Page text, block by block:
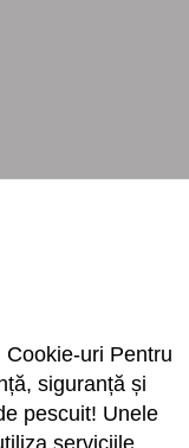
ta preferata. Te
uri Pentru
siguranță și
pescuit! Unele
serviciile